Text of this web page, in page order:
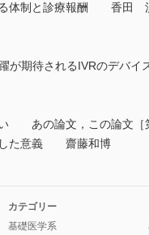
る体制と診療報酬 香田
躍が期待されるIVRのデ
い あの論文，この論文［
した意義 齋藤和博
カテゴリー
基礎医学系